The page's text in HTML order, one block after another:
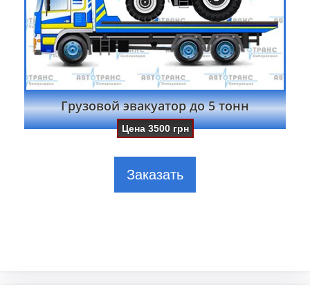
Грузовой эвакуатор до 5 тонн
Цена3500 грн
Заказать